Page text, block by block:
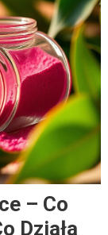
– Co
Działa